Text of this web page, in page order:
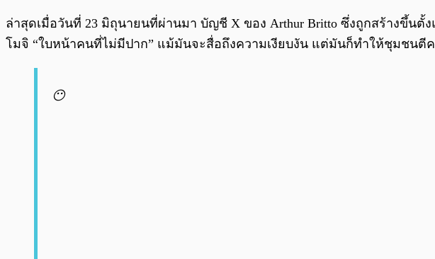
ล่าสุดเมื่อวันที่ 23 มิถุนายนที่ผ่านมา บัญชี X ของ Arthur Britto ซึ่งถูกสร้างขึ้นตั้
โมจิ “ใบหน้าคนที่ไม่มีปาก” แม้มันจะสื่อถึงความเงียบงัน แต่มันก็ทำให้ชุมชนตี
😶